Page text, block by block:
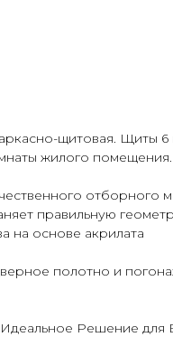
щитовая. Щиты
жилого помещения.
отборного
правильную
на основе акрилата
полотно и
Решение для